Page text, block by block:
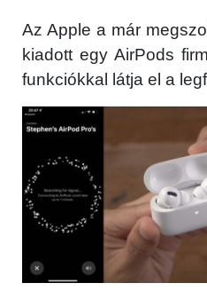
Az Apple a már
kiadott egy AirPods
funkciókkal látja el a